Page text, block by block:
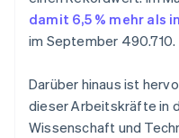
gründen, ohne
damit 6,5 % mehr als
im September 490.710.
Darüber hinaus ist
dieser Arbeitskräfte in
Wissenschaft und